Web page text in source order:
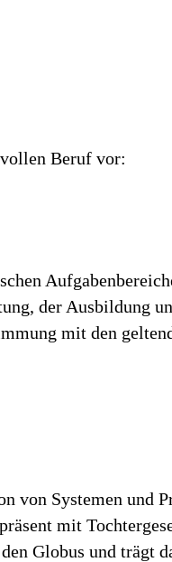
Beruf vor:
der Ausbildung
mit den
von Systemen und
mit
Globus und trägt